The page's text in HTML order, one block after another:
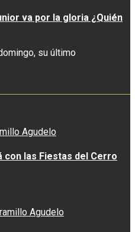
va por la gloria ¿Quién
su último
Agudelo
con las Fiestas del Cerro
Agudelo